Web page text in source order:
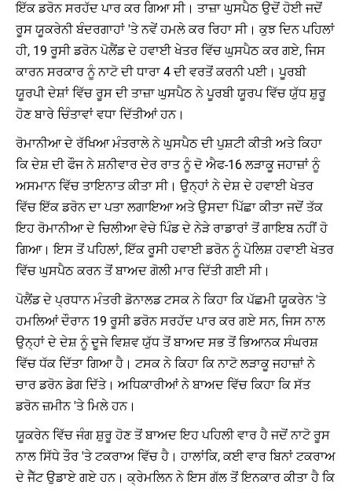
ਇੱਕ ਡਰੋਨ ਸਰਹੱਦ ਪਾਰ ਕਰ ਗਿਆ ਸੀ। ਤਾਜ਼ਾ ਘੁਸਪੈਠ ਉਦੋਂ ਹੋਈ ਜਦੋਂ
ਰੂਸ ਯੂਕਰੇਨੀ ਬੰਦਰਗਾਹਾਂ 'ਤੇ ਨਵੇਂ ਹਮਲੇ ਕਰ ਰਿਹਾ ਸੀ। ਕੁਝ ਦਿਨ ਪਹਿਲਾਂ
ਹੀ, 19 ਰੂਸੀ ਡਰੋਨ ਪੋਲੈਂਡ ਦੇ ਹਵਾਈ ਖੇਤਰ ਵਿੱਚ ਘੁਸਪੈਠ ਕਰ ਗਏ, ਜਿਸ
ਕਾਰਨ ਸਰਕਾਰ ਨੂੰ ਨਾਟੋ ਦੀ ਧਾਰਾ 4 ਦੀ ਵਰਤੋਂ ਕਰਨੀ ਪਈ। ਪੂਰਬੀ
ਯੂਰਪੀ ਦੇਸ਼ਾਂ ਵਿੱਚ ਰੂਸ ਦੀ ਤਾਜ਼ਾ ਘੁਸਪੈਠ ਨੇ ਪੂਰਬੀ ਯੂਰਪ ਵਿੱਚ ਯੁੱਧ ਸ਼ੁਰੂ
ਹੋਣ ਬਾਰੇ ਚਿੰਤਾਵਾਂ ਵਧਾ ਦਿੱਤੀਆਂ ਹਨ।
ਰੋਮਾਨੀਆ ਦੇ ਰੱਖਿਆ ਮੰਤਰਾਲੇ ਨੇ ਘੁਸਪੈਠ ਦੀ ਪੁਸ਼ਟੀ ਕੀਤੀ ਅਤੇ ਕਿਹਾ
ਕਿ ਦੇਸ਼ ਦੀ ਫੌਜ ਨੇ ਸ਼ਨੀਵਾਰ ਦੇਰ ਰਾਤ ਨੂੰ ਦੋ ਐਫ-16 ਲੜਾਕੂ ਜਹਾਜ਼ਾਂ ਨੂੰ
ਅਸਮਾਨ ਵਿੱਚ ਤਾਇਨਾਤ ਕੀਤਾ ਸੀ। ਉਨ੍ਹਾਂ ਨੇ ਦੇਸ਼ ਦੇ ਹਵਾਈ ਖੇਤਰ
ਵਿੱਚ ਇੱਕ ਡਰੋਨ ਦਾ ਪਤਾ ਲਗਾਇਆ ਅਤੇ ਉਸਦਾ ਪਿੱਛਾ ਕੀਤਾ ਜਦੋਂ ਤੱਕ
ਇਹ ਰੋਮਾਨੀਆ ਦੇ ਚਿਲੀਆ ਵੇਚੇ ਪਿੰਡ ਦੇ ਨੇੜੇ ਰਾਡਾਰਾਂ ਤੋਂ ਗਾਇਬ ਨਹੀਂ ਹੋ
ਗਿਆ। ਇਸ ਤੋਂ ਪਹਿਲਾਂ, ਇੱਕ ਰੂਸੀ ਹਵਾਈ ਡਰੋਨ ਨੂੰ ਪੋਲਿਸ਼ ਹਵਾਈ ਖੇਤਰ
ਵਿੱਚ ਘੁਸਪੈਠ ਕਰਨ ਤੋਂ ਬਾਅਦ ਗੋਲੀ ਮਾਰ ਦਿੱਤੀ ਗਈ ਸੀ।
ਪੋਲੈਂਡ ਦੇ ਪ੍ਰਧਾਨ ਮੰਤਰੀ ਡੋਨਾਲਡ ਟਸਕ ਨੇ ਕਿਹਾ ਕਿ ਪੱਛਮੀ ਯੂਕਰੇਨ 'ਤੇ
ਹਮਲਿਆਂ ਦੌਰਾਨ 19 ਰੂਸੀ ਡਰੋਨ ਸਰਹੱਦ ਪਾਰ ਕਰ ਗਏ ਸਨ, ਜਿਸ ਨਾਲ
ਉਨ੍ਹਾਂ ਦੇ ਦੇਸ਼ ਨੂੰ ਦੂਜੇ ਵਿਸ਼ਵ ਯੁੱਧ ਤੋਂ ਬਾਅਦ ਸਭ ਤੋਂ ਭਿਆਨਕ ਸੰਘਰਸ਼
ਵਿੱਚ ਧੱਕ ਦਿੱਤਾ ਗਿਆ ਹੈ। ਟਸਕ ਨੇ ਕਿਹਾ ਕਿ ਨਾਟੋ ਲੜਾਕੂ ਜਹਾਜ਼ਾਂ ਨੇ
ਚਾਰ ਡਰੋਨ ਡੇਗ ਦਿੱਤੇ। ਅਧਿਕਾਰੀਆਂ ਨੇ ਬਾਅਦ ਵਿੱਚ ਕਿਹਾ ਕਿ ਸੱਤ
ਡਰੋਨ ਜ਼ਮੀਨ 'ਤੇ ਮਿਲੇ ਹਨ।
ਯੂਕਰੇਨ ਵਿੱਚ ਜੰਗ ਸ਼ੁਰੂ ਹੋਣ ਤੋਂ ਬਾਅਦ ਇਹ ਪਹਿਲੀ ਵਾਰ ਹੈ ਜਦੋਂ ਨਾਟੋ ਰੂਸ
ਨਾਲ ਸਿੱਧੇ ਤੌਰ 'ਤੇ ਟਕਰਾਅ ਵਿੱਚ ਹੈ। ਹਾਲਾਂਕਿ, ਕਈ ਵਾਰ ਬਿਨਾਂ ਟਕਰਾਅ
ਦੇ ਜੈੱਟ ਉਡਾਏ ਗਏ ਹਨ। ਕ੍ਰੇਮਲਿਨ ਨੇ ਇਸ ਗੱਲ ਤੋਂ ਇਨਕਾਰ ਕੀਤਾ ਹੈ ਕਿ